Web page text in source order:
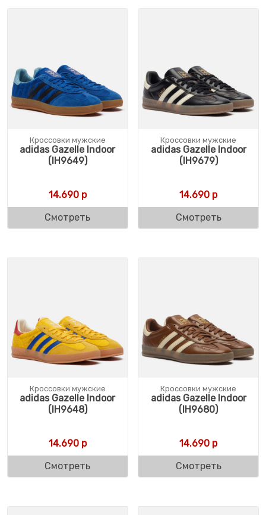
Кроссовки мужские
adidas Gazelle Indoor
(IH9649)
14.690р
Смотреть
Кроссовки мужские
adidas Gazelle Indoor
(IH9679)
14.690 р
Смотреть
Кроссовки мужские
adidas Gazelle Indoor
(IH9648)
14.690р
Смотреть
Кроссовки мужские
adidas Gazelle Indoor
(IH9680)
14.690 р
Смотреть